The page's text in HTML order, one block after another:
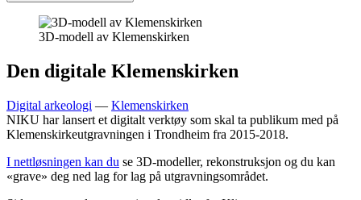
3D-modell av Klemenskirken
Den digitale Klemenskirken
Digital arkeologi — Klemenskirken
NIKU har lansert et digitalt verktøy som skal ta publikum med på
Klemenskirkeutgravningen i Trondheim fra 2015-2018.
I nettløsningen kan du se 3D-modeller, rekonstruksjon og du kan
«grave» deg ned lag for lag på utgravningsområdet.